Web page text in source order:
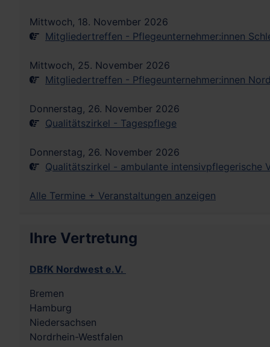
Mittwoch, 18. November 2026
Mitgliedertreffen - Pflegeunternehmer:innen
Mittwoch, 25. November 2026
Mitgliedertreffen - Pflegeunternehmer:innen
Donnerstag, 26. November 2026
Qualitätszirkel - Tagespflege
Donnerstag, 26. November 2026
Qualitätszirkel - ambulante intensivpflegerische
Alle Termine + Veranstaltungen anzeigen
Ihre Vertretung
DBfK Nordwest e.V.
Bremen
Hamburg
Niedersachsen
Nordrhein-Westfalen